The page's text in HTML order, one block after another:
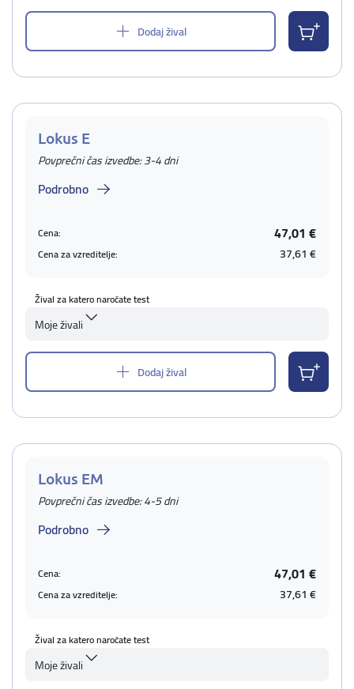
Dodaj žival
Lokus E
Povprečni čas izvedbe: 3-4 dni
Podrobno
Cena: 47,01 €
Cena za vzreditelje: 37,61 €
Žival za katero naročate test
Moje živali
Dodaj žival
Lokus EM
Povprečni čas izvedbe: 4-5 dni
Podrobno
Cena: 47,01 €
Cena za vzreditelje: 37,61 €
Žival za katero naročate test
Moje živali